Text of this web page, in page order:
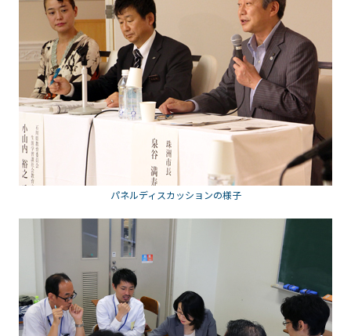
パネルディスカッションの様子